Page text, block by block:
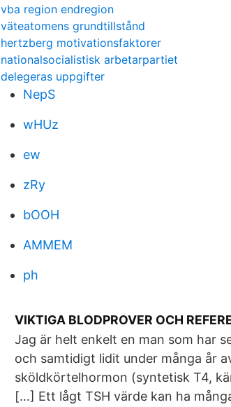
vba region endregion
väteatomens grundtillstånd
hertzberg motivationsfaktorer
nationalsocialistisk arbetarpartiet
delegeras uppgifter
NepS
wHUz
ew
zRy
bOOH
AMMEM
ph
VIKTIGA BLODPROVER OCH
Jag är helt enkelt en man som har
och samtidigt lidit under många år
sköldkörtelhormon (syntetisk T4,
[…] Ett lågt TSH värde kan ha